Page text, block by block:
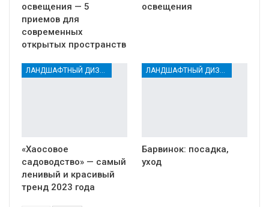
освещения — 5
приемов для
современных
открытых пространств
освещения
ЛАНДШАФТНЫЙ ДИЗАЙН
«Хаосовое
садоводство» — самый
ленивый и красивый
тренд 2023 года
ЛАНДШАФТНЫЙ ДИЗАЙН
Барвинок: посадка,
уход